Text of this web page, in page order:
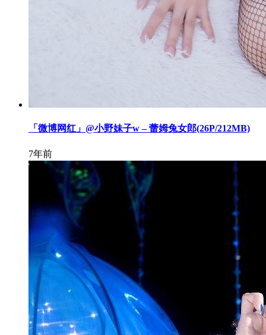
「微博网红」@小野妹子w – 蕾姆兔女郎(26P/212MB)
7年前